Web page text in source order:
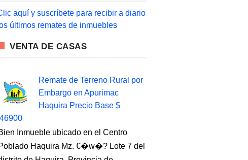
aquí y suscríbete para recibir a diario
últimos remates de inmuebles
VENTA DE CASAS
Remate de Terreno Rural por
Embargo en Apurimac
Haquira Precio Base $
46900
Inmueble ubicado en el Centro
Haquira Mz. €�w�? Lote 7 del